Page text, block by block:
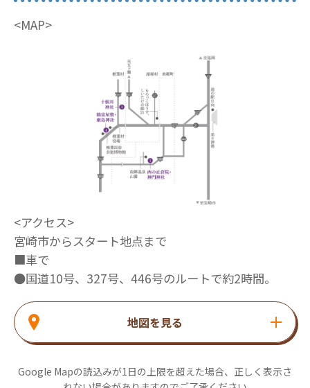
<MAP>
<アクセス>
宮崎市からスタート地点まで
■車で
●国道10号、327号、446号のルートで約2時間。
地図を見る
Google Mapの読込みが1日の上限を超えた場合、正しく表示さ